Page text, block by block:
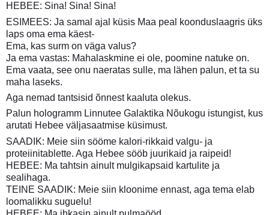
HEBEE: Sina! Sina! Sina!
ESIMEES: Ja samal ajal küsis Maa peal koonduslaagris üks
laps oma ema käest-
Ema, kas surm on väga valus?
Ja ema vastas: Mahalaskmine ei ole, poomine natuke on.
Ema vaata, see onu naeratas sulle, ma lähen palun, et ta su
maha laseks.
Aga nemad tantsisid õnnest kaaluta olekus.
Palun hologramm Linnutee Galaktika Nõukogu istungist, kus
arutati Hebee väljasaatmise küsimust.
SAADIK: Meie siin sööme kalori-rikkaid valgu- ja
proteiinitablette. Aga Hebee sööb juurikaid ja raipeid!
HEBEE: Ma tahtsin ainult mulgikapsaid kartulite ja
sealihaga.
TEINE SAADIK: Meie siin kloonime ennast, aga tema elab
loomalikku suguelu!